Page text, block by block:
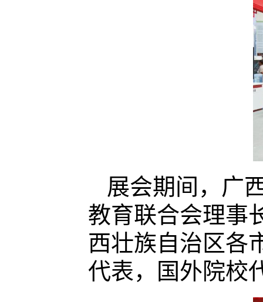
展会期间，广
教育联合会理事
西壮族自治区各
代表，国外院校